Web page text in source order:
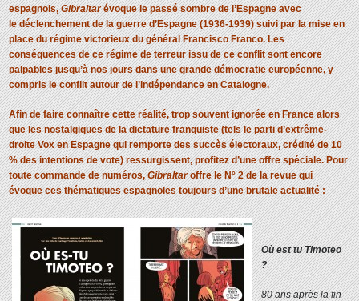
espagnols,Gibraltarévoque le passé sombre de l’Espagne avec
ledéclenchementde la guerre d’Espagne (1936-1939) suivi par la mise en
place du régime victorieux du général Francisco Franco.Les
conséquences de ce régime de terreur issu de ce conflit sont encore
palpables jusqu’à nos jours dans une grande démocratie européenne, y
compris le conflit autour de l’indépendance en Catalogne.
Afin de faire connaître cette réalité, trop souvent ignorée en France alors
que les nostalgiques de la dictature franquiste (tels le parti d’extrême-
droite Vox en Espagne qui remporte des succès électoraux, crédité de 10
% des intentions de vote) ressurgissent, profitez d’une offre spéciale.Pour
toute commande de numéros,Gibraltaroffre le N° 2 de la revue qui
évoque ces thématiques espagnoles toujours d’une brutale actualité :
Où est tu Timoteo
?
80 ans après la fin